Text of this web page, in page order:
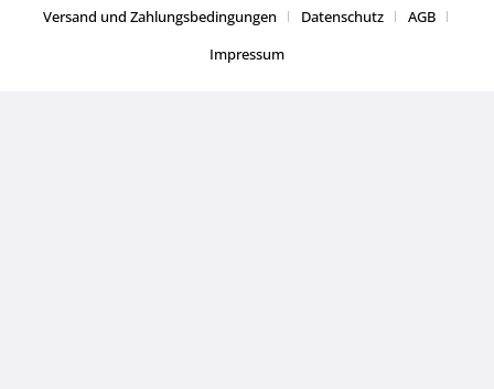
Versand und Zahlungsbedingungen
Datenschutz
AGB
Impressum